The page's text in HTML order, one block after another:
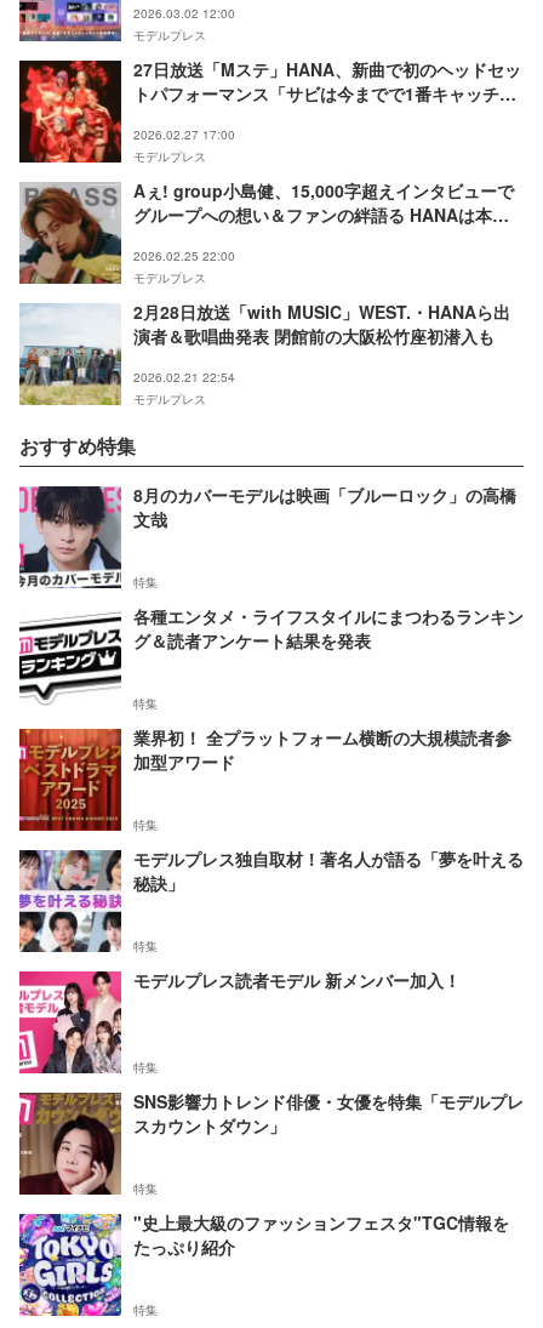
2026.03.02 12:00
モデルプレス
27日放送「Mステ」HANA、新曲で初のヘッドセッ
トパフォーマンス「サビは今までで1番キャッチ
2026.02.27 17:00
モデルプレス
Aぇ! group小島健、15,000字超えインタビューで
グループへの想い＆ファンの絆語る HANAは本誌
2026.02.25 22:00
モデルプレス
2月28日放送「with MUSIC」WEST.・HANAら出
演者＆歌唱曲発表 閉館前の大阪松竹座初潜入も
2026.02.21 22:54
モデルプレス
おすすめ特集
8月のカバーモデルは映画「ブルーロック」の高橋
文哉
特集
各種エンタメ・ライフスタイルにまつわるランキン
グ＆読者アンケート結果を発表
特集
業界初！ 全プラットフォーム横断の大規模読者参
加型アワード
特集
モデルプレス独自取材！著名人が語る「夢を叶える
秘訣」
特集
モデルプレス読者モデル 新メンバー加入！
特集
SNS影響力トレンド俳優・女優を特集「モデルプレ
スカウントダウン」
特集
"史上最大級のファッションフェスタ"TGC情報を
たっぷり紹介
特集